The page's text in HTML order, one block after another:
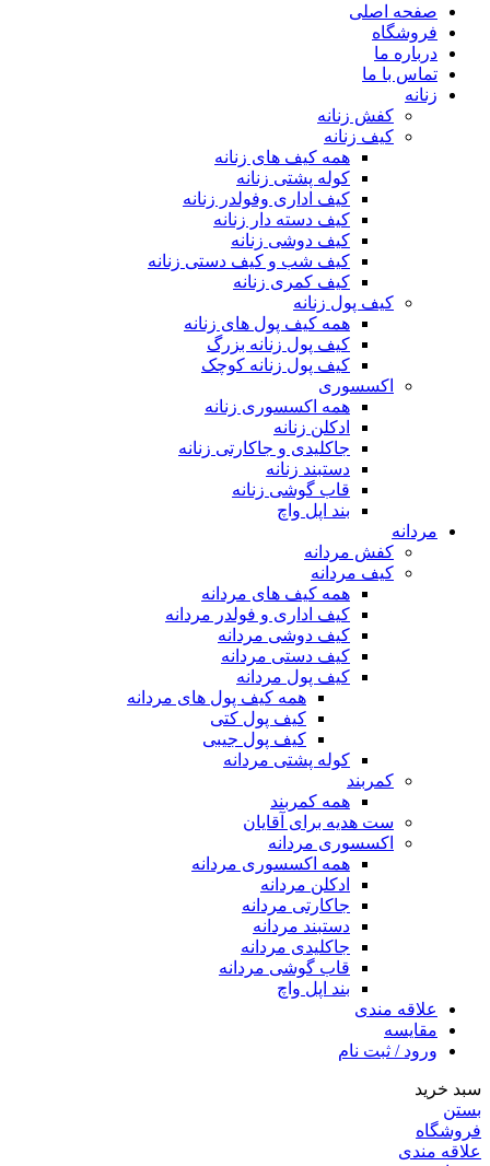
صفحه اصلی
فروشگاه
درباره ما
تماس با ما
زنانه
کفش زنانه
کیف زنانه
همه کیف های زنانه
کوله پشتی زنانه
کیف اداری وفولدر زنانه
کیف دسته دار زنانه
کیف دوشی زنانه
کیف شب و کیف دستی زنانه
کیف کمری زنانه
کیف پول زنانه
همه کیف پول های زنانه
کیف پول زنانه بزرگ
کیف پول زنانه کوچک
اکسسوری
همه اکسسوری زنانه
ادکلن زنانه
جاکلیدی و جاکارتی زنانه
دستبند زنانه
قاب گوشی زنانه
بند اپل واچ
مردانه
کفش مردانه
کیف مردانه
همه کیف های مردانه
کیف اداری و فولدر مردانه
کیف دوشی مردانه
کیف دستی مردانه
کیف پول مردانه
همه کیف پول های مردانه
کیف پول کتی
کیف پول جیبی
کوله پشتی مردانه
کمربند
همه کمربند
ست هدیه برای آقایان
اکسسوری مردانه
همه اکسسوری مردانه
ادکلن مردانه
جاکارتی مردانه
دستبند مردانه
جاکلیدی مردانه
قاب گوشی مردانه
بند اپل واچ
علاقه مندی
مقایسه
ورود / ثبت نام
سبد خرید
بستن
فروشگاه
علاقه مندی